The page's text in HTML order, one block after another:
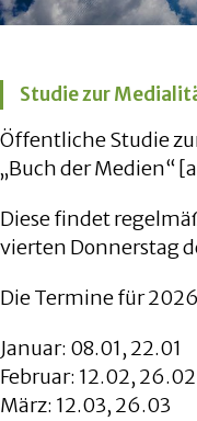
Studie zur
Öffentliche Studie
„Buch der Medien“
Diese findet
vierten Donnerstag
Die Termine für
Januar: 08.01, 22.01
Februar: 12.02, 26.02
März: 12.03, 26.03